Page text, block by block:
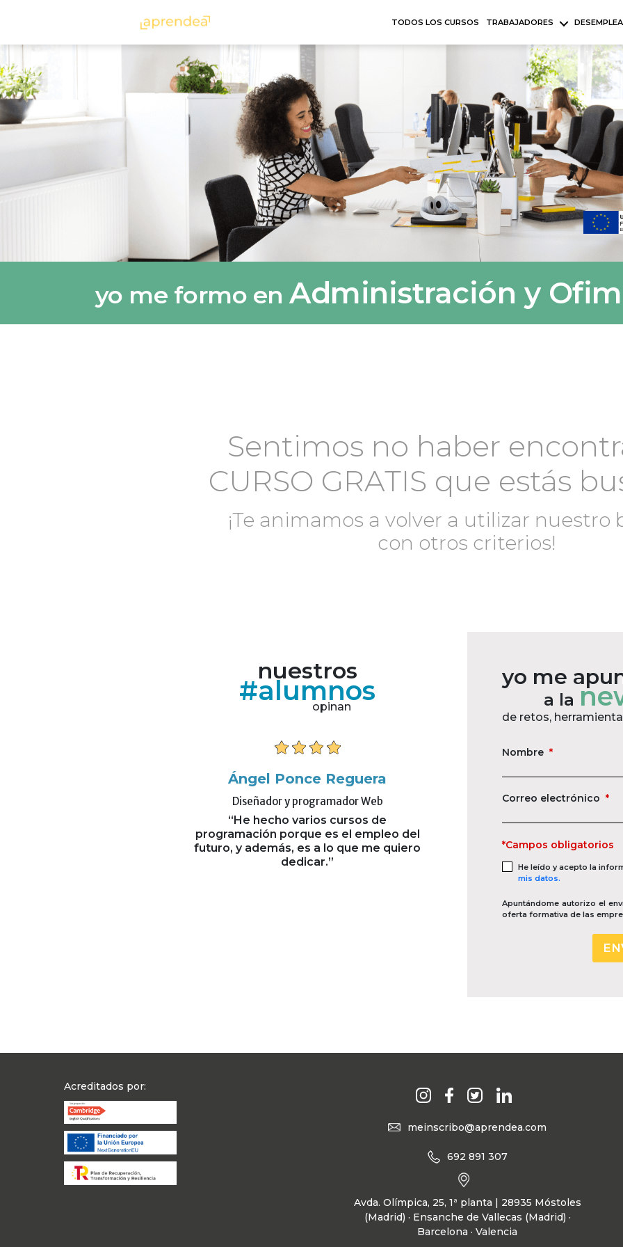
TODOS LOS CURSOS TRABAJADORES
yo me formo enAdministración y
Sentimos no haber
CURSO GRATIS que estás
¡Te animamos a volver a utilizar nuestro
con otros criterios!
nuestros
#alumnos
opinan
Carlos Antonio Cisneros Azuarta
Asesor de Atención al Cliente y Marketing
"El curso me pareció que está muy
actualizado y resumido para su mejor
entendimiento."
Celia Moraza
Auxiliar de back office
"La formación de
materia, el cuál será de alto
vida profesional
empleabilidad y personal
yo me
a la
de retos,
Nombre *
Correo electrónico *
*Campos obligatorios
He leído y acepto la
mis datos.
Apuntándome autorizo el
oferta formativa de las
Acreditados por:
meinscribo@aprendea.com
692 891 307
Avda. Olímpica, 25, 1ª planta | 28935 Móstoles
(Madrid) · Ensanche de Vallecas (Madrid) ·
Barcelona · Valencia